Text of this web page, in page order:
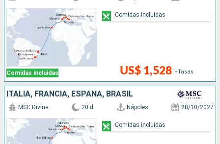
Comidas incluidas US$ 1,528 +Tasas
Comidas incluidas
ITALIA, FRANCIA, ESPAÑA, BRASIL
MSC Divina 20 d Nápoles 28/10/2027
Comidas incluidas